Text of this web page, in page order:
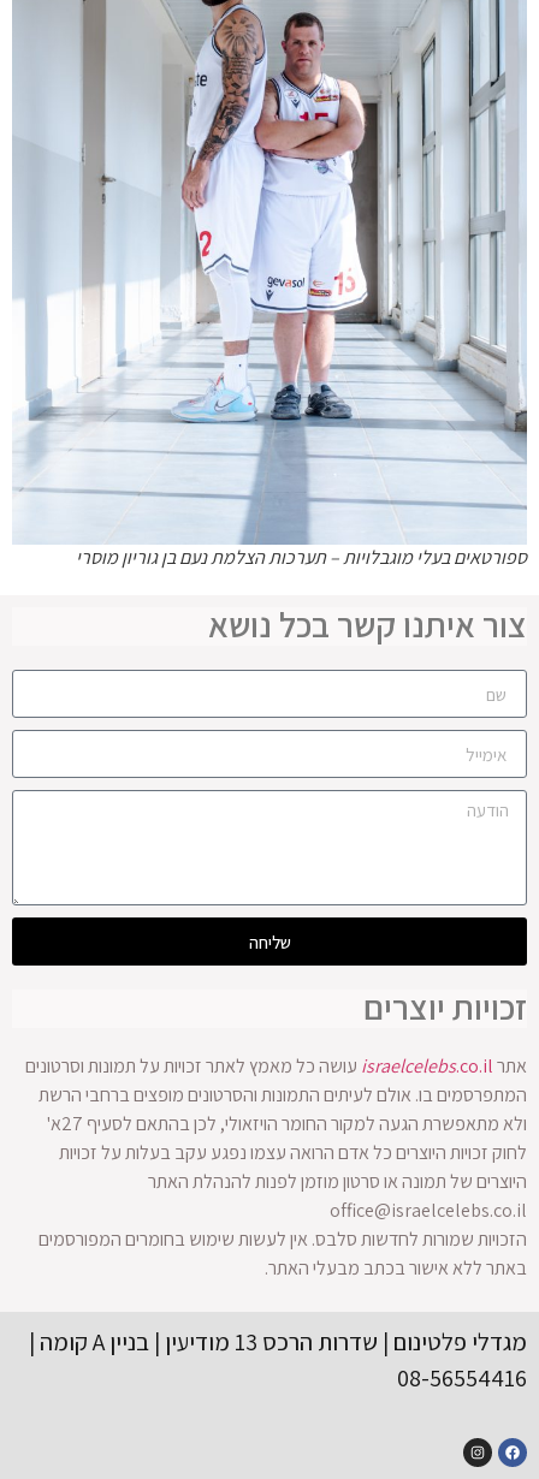
ספורטאים בעלי מוגבלויות – תערכות הצלמת נעם בן גוריון מוסרי
צור איתנו קשר בכל נושא
שליחה
זכויות יוצרים
אתר israelcelebs.co.il
עושה כל מאמץ לאתר זכויות על תמונות וסרטונים
המתפרסמים בו. אולם לעיתים התמונות והסרטונים מופצים ברחבי הרשת
ולא מתאפשרת הגעה למקור החומר הויזאולי, לכן בהתאם לסעיף 27א'
לחוק זכויות היוצרים כל אדם הרואה עצמו נפגע עקב בעלות על זכויות
היוצרים של תמונה או סרטון מוזמן לפנות להנהלת האתר
office@israelcelebs.co.il
הזכויות שמורות לחדשות סלבס. אין לעשות שימוש בחומרים המפורסמים
באתר ללא אישור בכתב מבעלי האתר.
מגדלי פלטינום | שדרות הרכס 13 מודיעין | בניין A קומה |
08-56554416